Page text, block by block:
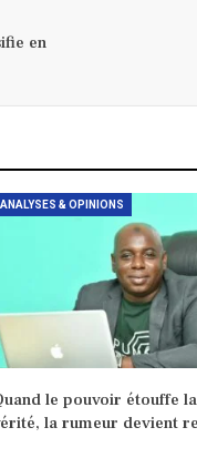
en
ANALYSES & OPINIONS
le pouvoir étouffe la
la rumeur devient